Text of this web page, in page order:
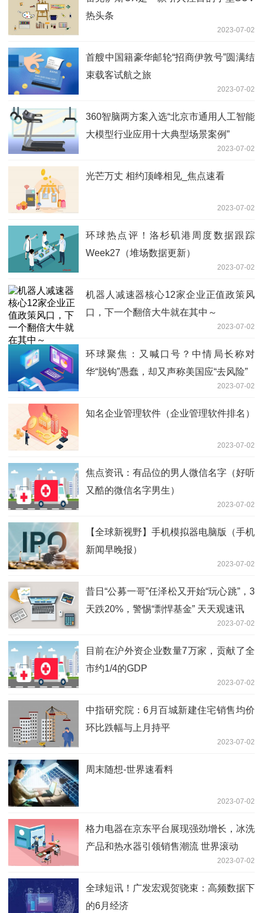
热头条
2023-07-02
首艘中国籍豪华邮轮“招商伊敦号”圆满结
束载客试航之旅
2023-07-02
360智脑两方案入选“北京市通用人工智能
大模型行业应用十大典型场景案例”
2023-07-02
光芒万丈 相约顶峰相见_焦点速看
2023-07-02
环球热点评！洛杉矶港周度数据跟踪
Week27（堆场数据更新）
2023-07-02
机器人减速器核心12家企业正值政策风
口，下一个翻倍大牛就在其中～
2023-07-02
环球聚焦：又喊口号？中情局长称对
华“脱钩”愚蠢，却又声称美国应“去风险”
2023-07-02
知名企业管理软件（企业管理软件排名）
2023-07-02
焦点资讯：有品位的男人微信名字（好听
又酷的微信名字男生）
2023-07-02
【全球新视野】手机模拟器电脑版（手机
新闻早晚报）
2023-07-02
昔日“公募一哥”任泽松又开始“玩心跳”，3
天跌20%，警惕“剽悍基金” 天天观速讯
2023-07-02
目前在沪外资企业数量7万家，贡献了全
市约1/4的GDP
2023-07-02
中指研究院：6月百城新建住宅销售均价
环比跌幅与上月持平
2023-07-02
周末随想-世界速看料
2023-07-02
格力电器在京东平台展现强劲增长，冰洗
产品和热水器引领销售潮流 世界滚动
2023-07-02
全球短讯！广发宏观贺骁束：高频数据下
的6月经济